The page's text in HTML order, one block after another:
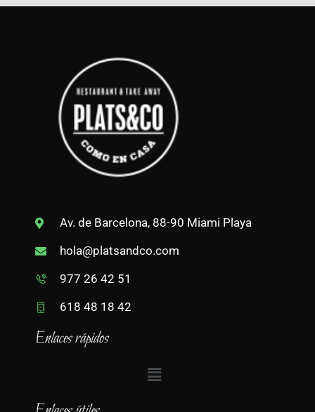
Av. de Barcelona, 88-90 Miami Playa
hola@platsandco.com
977 26 42 51
618 48 18 42
Enlaces rápidos